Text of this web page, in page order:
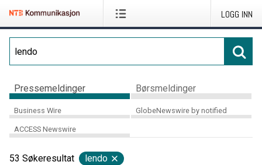
LOGG INN
Pressemeldinger Børsmeldinger
Business Wire GlobeNewswire by notified
ACCESS Newswire
53 Søkeresultat lendo